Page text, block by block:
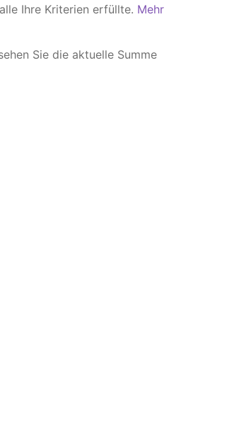
Ihre Kriterien erfüllte. Mehr
Sie die aktuelle Summe